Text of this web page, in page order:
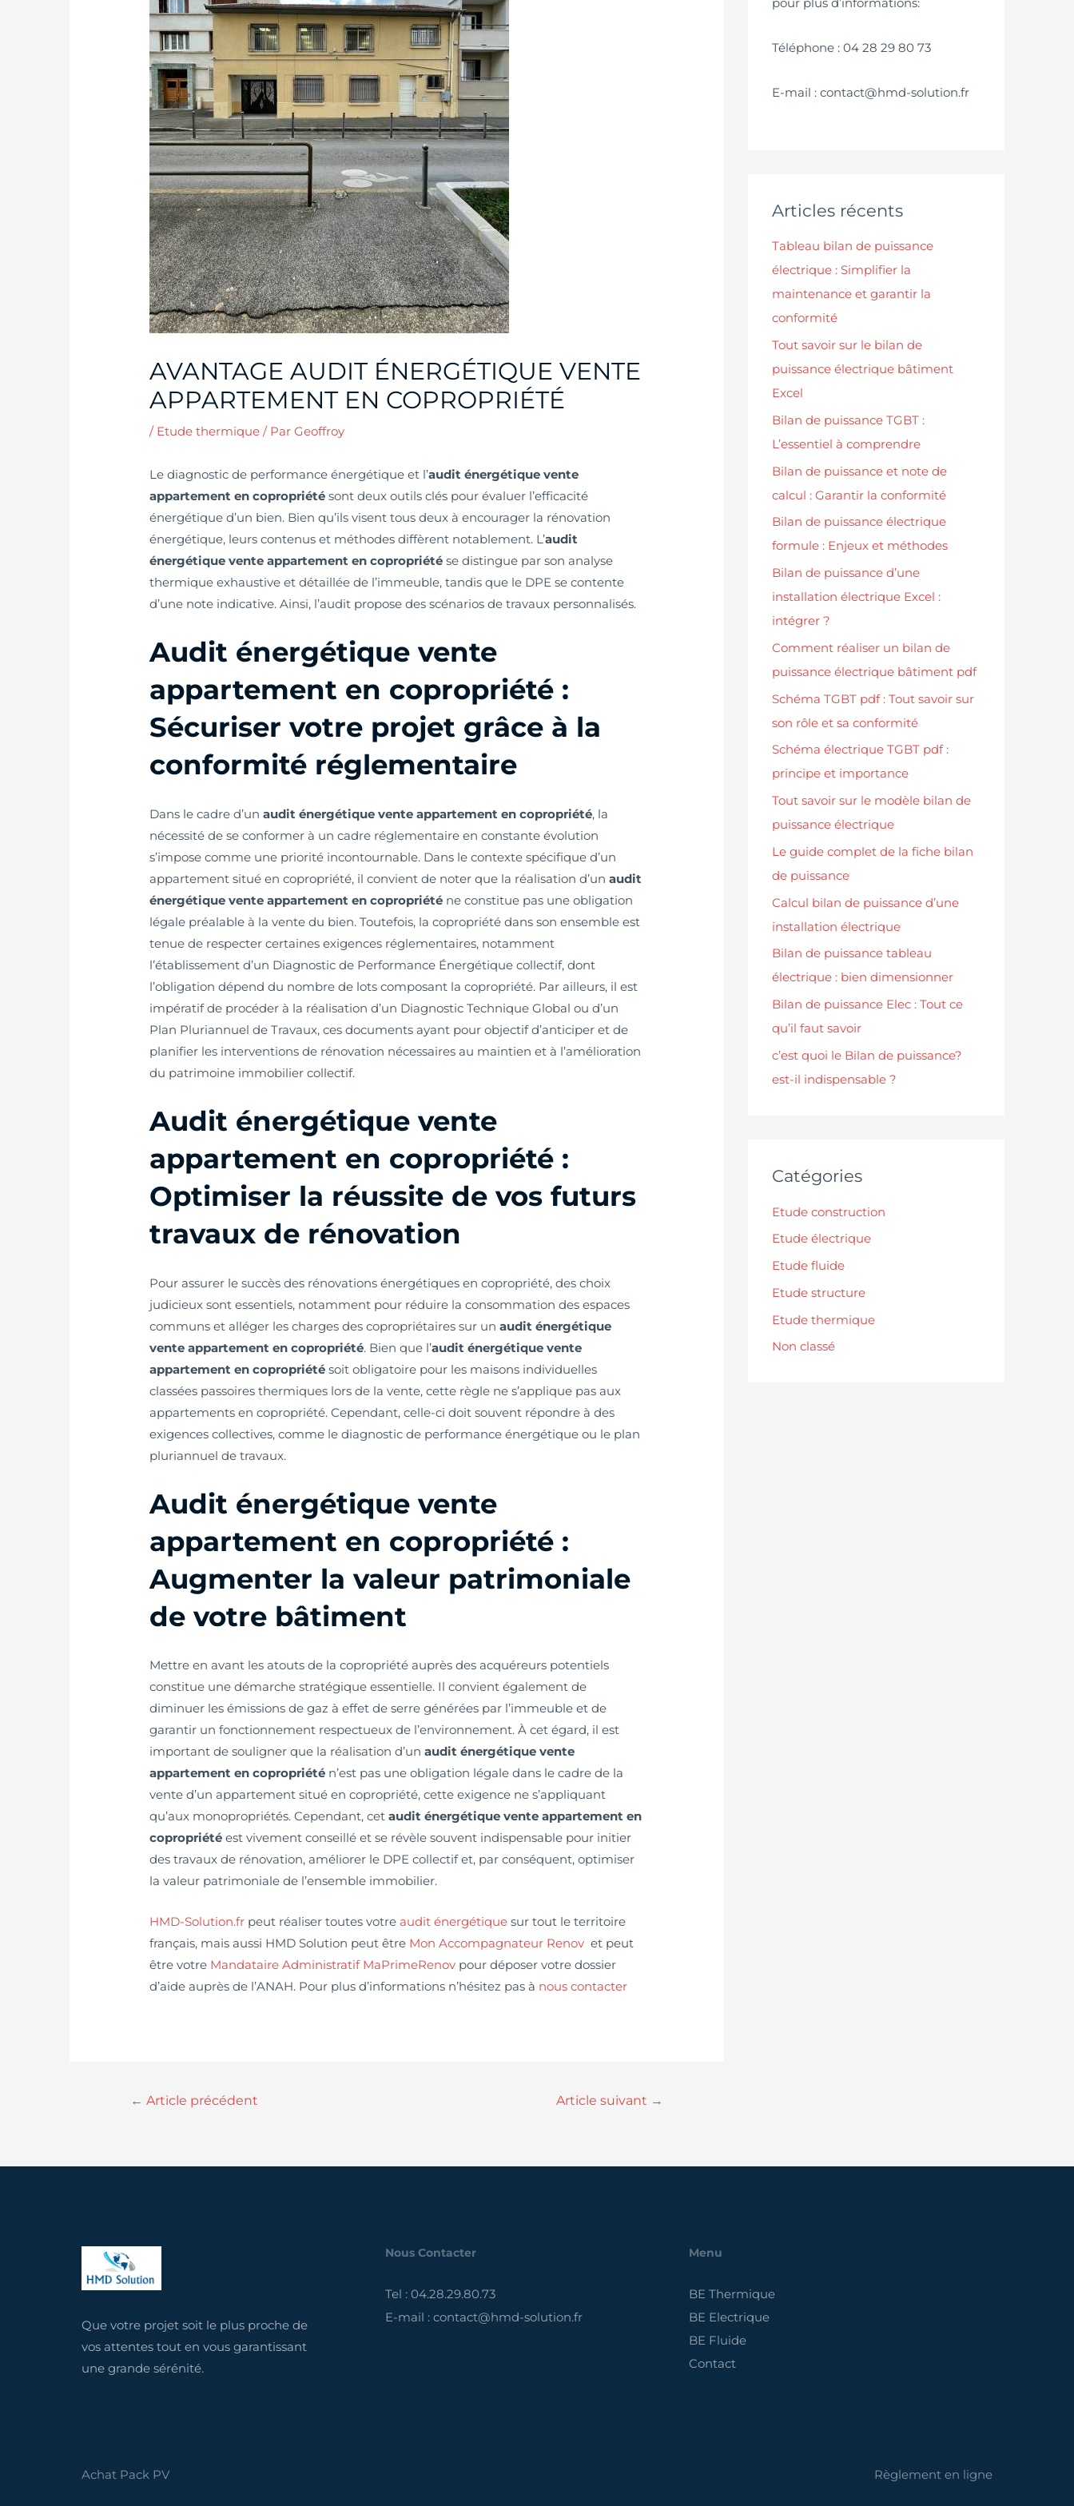
AVANTAGE AUDIT ÉNERGÉTIQUE VENTE
APPARTEMENT EN COPROPRIÉTÉ
/ Etude thermique / ParGeoffroy
Le diagnostic de performance énergétique et l’audit énergétique vente
appartement en copropriété sont deux outils clés pour évaluer l’efficacité
énergétique d’un bien. Bien qu’ils visent tous deux à encourager la rénovation
énergétique, leurs contenus et méthodes diffèrent notablement. L’audit
énergétique vente appartement en copropriété se distingue par son analyse
thermique exhaustive et détaillée de l’immeuble, tandis que le DPE se contente
d’une note indicative. Ainsi, l’audit propose des scénarios de travaux personnalisés.
Audit énergétique vente
appartement en copropriété :
Sécuriser votre projet grâce à la
conformité réglementaire
Dans le cadre d’unaudit énergétique vente appartement en copropriété, la
nécessité de se conformer à un cadre réglementaire en constante évolution
s’impose comme une priorité incontournable. Dans le contexte spécifique d’un
appartement situé en copropriété, il convient de noter que la réalisation d’unaudit
énergétique vente appartement en copropriété ne constitue pas une obligation
légale préalable à la vente du bien. Toutefois, la copropriété dans son ensemble est
tenue de respecter certaines exigences réglementaires, notamment
l’établissement d’un Diagnostic de Performance Énergétique collectif, dont
l’obligation dépend du nombre de lots composant la copropriété. Par ailleurs, il est
impératif de procéder à la réalisation d’un Diagnostic Technique Global ou d’un
Plan Pluriannuel de Travaux, ces documents ayant pour objectif d’anticiper et de
planifier les interventions de rénovation nécessaires au maintien et à l’amélioration
du patrimoine immobilier collectif.
Audit énergétique vente
appartement en copropriété :
Optimiser la réussite de vos futurs
travaux de rénovation
Pour assurer le succès des rénovations énergétiques en copropriété, des choix
judicieux sont essentiels, notamment pour réduire la consommation des espaces
communs et alléger les charges des copropriétaires sur unaudit énergétique
vente appartement en copropriété. Bien que l’audit énergétique vente
appartement en copropriété soit obligatoire pour les maisons individuelles
classées passoires thermiques lors de la vente, cette règle ne s’applique pas aux
appartements en copropriété. Cependant, celle-ci doit souvent répondre à des
exigences collectives, comme le diagnostic de performance énergétique ou le plan
pluriannuel de travaux.
Audit énergétique vente
appartement en copropriété :
Augmenter la valeur patrimoniale
de votre bâtiment
Mettre en avant les atouts de la copropriété auprès des acquéreurs potentiels
constitue une démarche stratégique essentielle. Il convient également de
diminuer les émissions de gaz à effet de serre générées par l’immeuble et de
garantir un fonctionnement respectueux de l’environnement. À cet égard, il est
important de souligner que la réalisation d’unaudit énergétique vente
appartement en copropriété n’est pas une obligation légale dans le cadre de la
vente d’un appartement situé en copropriété, cette exigence ne s’appliquant
qu’aux monopropriétés. Cependant, cetaudit énergétique vente appartement en
copropriété est vivement conseillé et se révèle souvent indispensable pour initier
des travaux de rénovation, améliorer le DPE collectif et, par conséquent, optimiser
la valeur patrimoniale de l’ensemble immobilier.
HMD-Solution.fr peut réaliser toutes votre audit énergétique sur tout le territoire
français, mais aussi HMD Solution peut être Mon Accompagnateur Renov et peut
être votre Mandataire Administratif MaPrimeRenov pour déposer votre dossier
d’aide auprès de l’ANAH. Pour plus d’informations n’hésitez pas à nous contacter
← Article précédent Article suivant →
Téléphone : 04 28 29 80 73
E-mail : contact@hmd-solution.fr
Articles récents
Tableau bilan de puissance
électrique : Simplifier la
maintenance et garantir la
conformité
Tout savoir sur le bilan de
puissance électrique bâtiment
Excel
Bilan de puissance TGBT :
L’essentiel à comprendre
Bilan de puissance et note de
calcul : Garantir la conformité
Bilan de puissance électrique
formule : Enjeux et méthodes
Bilan de puissance d’une
installation électrique Excel :
intégrer ?
Comment réaliser un bilan de
puissance électrique bâtiment pdf
Schéma TGBT pdf : Tout savoir sur
son rôle et sa conformité
Schéma électrique TGBT pdf :
principe et importance
Tout savoir sur le modèle bilan de
puissance électrique
Le guide complet de la fiche bilan
de puissance
Calcul bilan de puissance d’une
installation électrique
Bilan de puissance tableau
électrique : bien dimensionner
Bilan de puissance Elec : Tout ce
qu’il faut savoir
c’est quoi le Bilan de puissance?
est-il indispensable ?
Catégories
Etude construction
Etude électrique
Etude fluide
Etude structure
Etude thermique
Non classé
Que votre projet soit le plus proche de
vos attentes tout en vous garantissant
une grande sérénité.
Nous Contacter
Tel : 04.28.29.80.73
E-mail : contact@hmd-solution.fr
Menu
BE Thermique
BE Electrique
BE Fluide
Contact
Achat Pack PV Règlement en ligne